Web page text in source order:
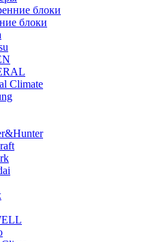
блоки
блоки
Climate